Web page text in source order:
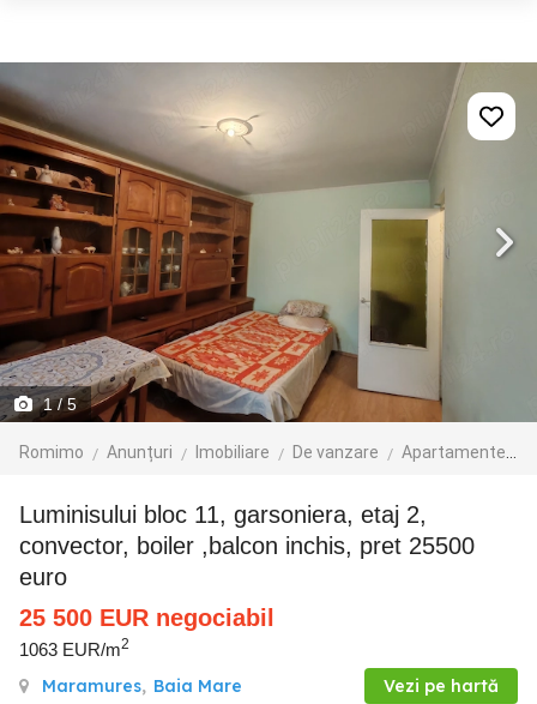
1/ 5
Romimo Anunțuri Imobiliare De vanzare Apartamente de vanzare
Luminisului bloc 11, garsoniera, etaj 2,
convector, boiler ,balcon inchis, pret 25500
euro
25 500 EUR negociabil
1063 EUR/m2
Maramures, Baia Mare Vezi pe hartă